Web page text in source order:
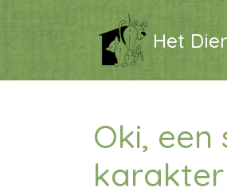
Het
Oki,
karakter